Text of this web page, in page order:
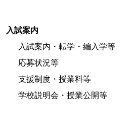
入試案内
入試案内・転学・編入学等
応募状況等
支援制度・授業料等
学校説明会・授業公開等